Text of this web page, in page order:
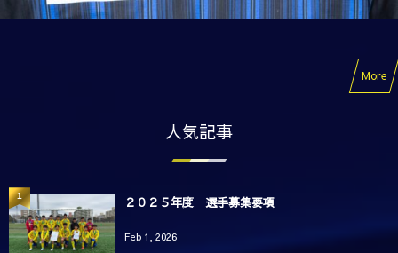
More
人気記事
２０２５年度 選手募集要項
Feb 1, 2026
1